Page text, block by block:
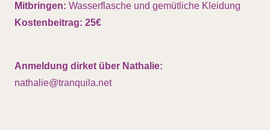
Mitbringen: Wasserflasche und gemütliche Kleidung
Kostenbeitrag: 25€
Anmeldung dirket über Nathalie:
nathalie@tranquila.net